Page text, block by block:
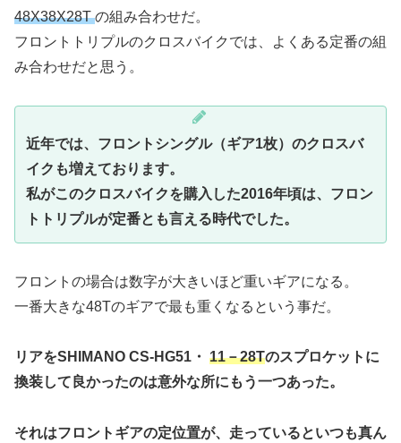
48X38X28Tの組み合わせだ。
フロントトリプルのクロスバイクでは、よくある定番の組
み合わせだと思う。
近年では、フロントシングル（ギア1枚）のクロスバ
イクも増えております。
私がこのクロスバイクを購入した2016年頃は、フロン
トトリプルが定番とも言える時代でした。
フロントの場合は数字が大きいほど重いギアになる。
一番大きな48Tのギアで最も重くなるという事だ。
リアをSHIMANO CS-HG51・ 11－28Tのスプロケットに
換装して良かったのは意外な所にもう一つあった。
それはフロントギアの定位置が、走っているといつも真ん